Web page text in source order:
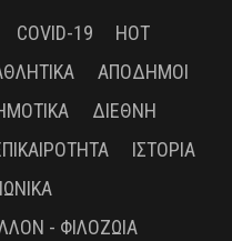
COVID-19
HOT
ΑΠΌΔΗΜΟΙ
ΔΙΕΘΝΉ
ΙΣΤΟΡΊΑ
- ΦΙΛΟΖΩΊΑ